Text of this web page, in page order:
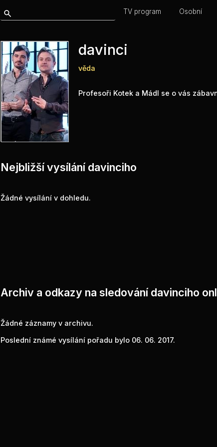
TV program Osobní
davinci
věda
Profesoři Kotek a Mádl se o vás
Nejbližší vysílání davinciho
Žádné vysílání v dohledu.
Archiv a odkazy na sledování davinciho
Žádné záznamy v archivu.
Poslední známé vysílání pořadu bylo 06. 06. 2017.